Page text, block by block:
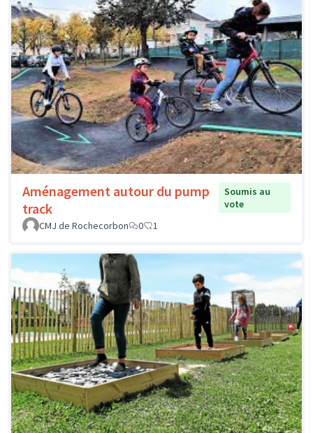
Aménagement autour du pump
track
Soumis au
vote
CMJ de Rochecorbon
0 1